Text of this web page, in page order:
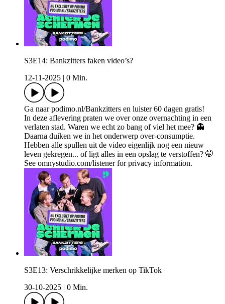
S3E14: Bankzitters faken video’s?
12-11-2025
0 Min.
Ga naar podimo.nl/Bankzitters en luister 60 dagen gratis!
In deze aflevering praten we over onze overnachting in een
verlaten stad. Waren we echt zo bang of viel het mee? 👻
Daarna duiken we in het onderwerp over-consumptie.
Hebben alle spullen uit de video eigenlijk nog een nieuw
leven gekregen... of ligt alles in een opslag te verstoffen? 🤭
See omnystudio.com/listener for privacy information.
S3E13: Verschrikkelijke merken op TikTok
30-10-2025
0 Min.